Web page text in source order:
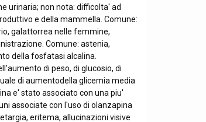
urinaria; non nota: difficolta' ad
e della mammella. Comune:
galattorrea nelle femmine,
Comune: astenia,
della fosfatasi alcalina.
di peso, di glucosio, di
di aumentodella glicemia media
e' stato associato con una piu'
associate con l'uso di olanzapina
eritema, allucinazioni visive